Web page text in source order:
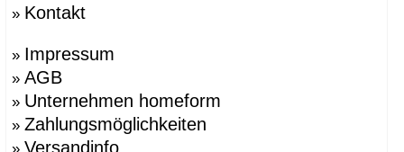
» Kontakt
» Impressum
» AGB
» Unternehmen homeform
» Zahlungsmöglichkeiten
» Versandinfo